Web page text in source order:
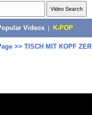
Videos K-POP
>> TISCH MIT KOPF